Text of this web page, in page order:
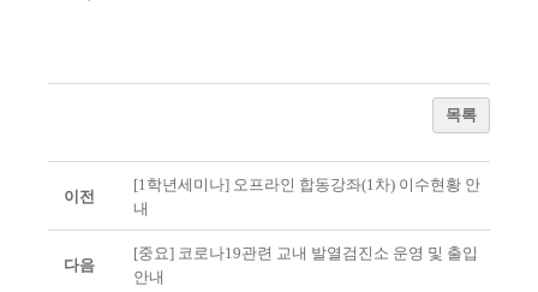
목록
이전
[1학년세미나] 오프라인 합동강좌(1차) 이수현황 안
내
다음
[중요] 코로나19관련 교내 발열검진소 운영 및 출입
안내